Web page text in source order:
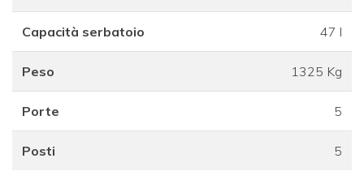
Capacità serbatoio 47 l
Peso 1325 Kg
Porte 5
Posti 5